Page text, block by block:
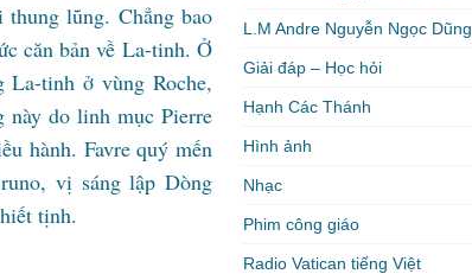
lũng. Chẳng bao
căn bản về La-tinh. Ở
La-tinh ở vùng Roche,
này do linh mục Pierre
hành. Favre quý mến
vị sáng lập Dòng
tịnh.
L.M Andre Nguyễn Ngọc Dũng
Giải đáp – Học hỏi
Hạnh Các Thánh
Hình ảnh
Nhạc
Phim công giáo
Radio Vatican tiếng Việt